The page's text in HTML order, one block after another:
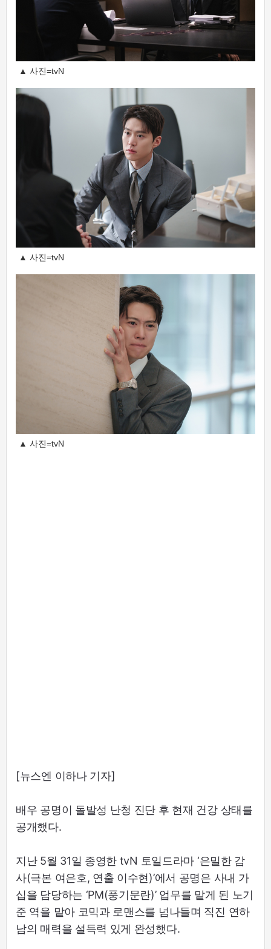
▲ 사진=tvN
▲ 사진=tvN
▲ 사진=tvN
[뉴스엔 이하나 기자]
배우 공명이 돌발성 난청 진단 후 현재 건강 상태를
공개했다.
지난 5월 31일 종영한 tvN 토일드라마 ‘은밀한 감
사(극본 여은호, 연출 이수현)’에서 공명은 사내 가
십을 담당하는 ‘PM(풍기문란)’ 업무를 맡게 된 노기
준 역을 맡아 코믹과 로맨스를 넘나들며 직진 연하
남의 매력을 설득력 있게 완성했다.